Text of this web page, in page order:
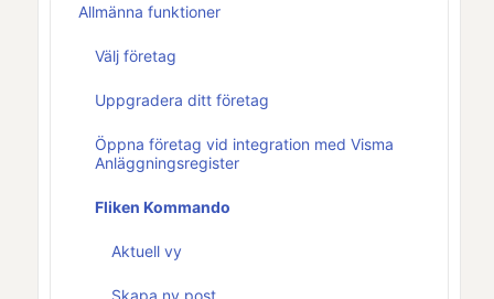
Allmänna funktioner
Välj företag
Uppgradera ditt företag
Öppna företag vid integration med Visma
Anläggningsregister
Fliken Kommando
Aktuell vy
Skapa ny post